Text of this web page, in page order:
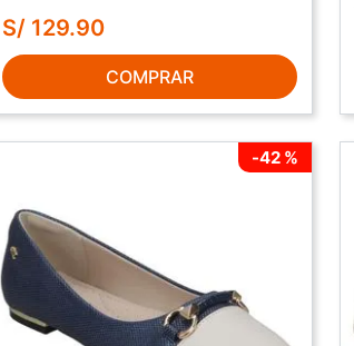
S/ 129.90
COMPRAR
-42 %